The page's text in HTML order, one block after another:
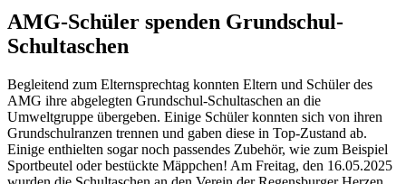
AMG-Schüler spenden Grundschul-
Schultaschen
Begleitend zum Elternsprechtag konnten Eltern und Schüler des
AMG ihre abgelegten Grundschul-Schultaschen an die
Umweltgruppe übergeben. Einige Schüler konnten sich von ihren
Grundschulranzen trennen und gaben diese in Top-Zustand ab.
Einige enthielten sogar noch passendes Zubehör, wie zum Beispiel
Sportbeutel oder bestückte Mäppchen! Am Freitag, den 16.05.2025